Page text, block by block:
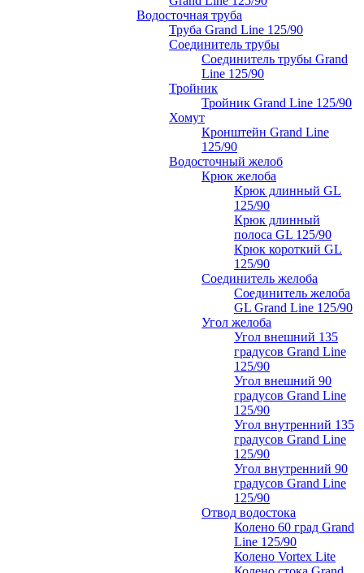
Водосточная труба
Труба Grand Line 125/90
Соединитель трубы
Соединитель трубы Grand
Line 125/90
Тройник
Тройник Grand Line 125/90
Хомут
Кронштейн Grand Line
125/90
Водосточный желоб
Крюк желоба
Крюк длинный GL
125/90
Крюк длинный
полоса GL 125/90
Крюк короткий GL
125/90
Соединитель желоба
Соединитель желоба
GL Grand Line 125/90
Угол желоба
Угол внешний 135
градусов Grand Line
125/90
Угол внешний 90
градусов Grand Line
125/90
Угол внутренний 135
градусов Grand Line
125/90
Угол внутренний 90
градусов Grand Line
125/90
Отвод водостока
Колено 60 град Grand
Line 125/90
Колено Vortex Lite